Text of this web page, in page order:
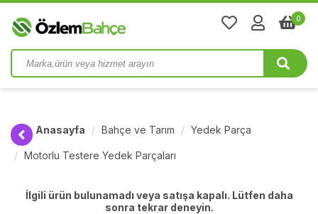
0
Anasayfa Bahçe ve Tarım Yedek Parça
Motorlu Testere Yedek Parçaları
İlgili ürün bulunamadı veya satışa kapalı. Lütfen daha
sonra tekrar deneyin.